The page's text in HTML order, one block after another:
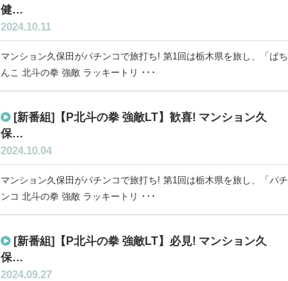
健…
2024.10.11
マンション久保田がパチンコで旅打ち! 第1回は栃木県を旅し、「ぱち
んこ 北斗の拳 強敵 ラッキートリ ･･･
[新番組]【P北斗の拳 強敵LT】歓喜! マンション久
保…
2024.10.04
マンション久保田がパチンコで旅打ち! 第1回は栃木県を旅し、「パチ
ンコ 北斗の拳 強敵 ラッキートリ ･･･
[新番組]【P北斗の拳 強敵LT】必見! マンション久
保…
2024.09.27